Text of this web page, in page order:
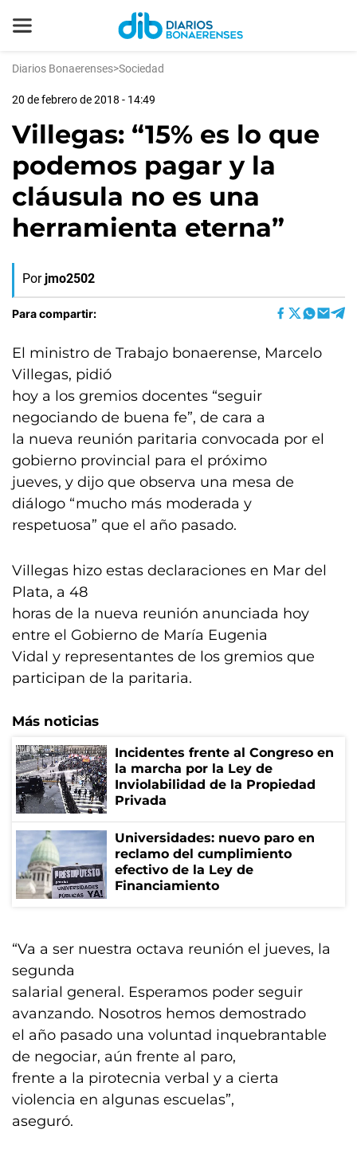
Diarios Bonaerenses>Sociedad
20 de febrero de 2018 - 14:49
Villegas: “15% es lo que
podemos pagar y la
cláusula no es una
herramienta eterna”
Por jmo2502
Para compartir:
El ministro de Trabajo bonaerense, Marcelo
Villegas, pidió
hoy a los gremios docentes “seguir
negociando de buena fe”, de cara a
la nueva reunión paritaria convocada por el
gobierno provincial para el próximo
jueves, y dijo que observa una mesa de
diálogo “mucho más moderada y
respetuosa” que el año pasado.
Villegas hizo estas declaraciones en Mar del
Plata, a 48
horas de la nueva reunión anunciada hoy
entre el Gobierno de María Eugenia
Vidal y representantes de los gremios que
participan de la paritaria.
Más noticias
Incidentes frente al Congreso en
la marcha por la Ley de
Inviolabilidad de la Propiedad
Privada
Universidades: nuevo paro en
reclamo del cumplimiento
efectivo de la Ley de
Financiamiento
“Va a ser nuestra octava reunión el jueves, la
segunda
salarial general. Esperamos poder seguir
avanzando. Nosotros hemos demostrado
el año pasado una voluntad inquebrantable
de negociar, aún frente al paro,
frente a la pirotecnia verbal y a cierta
violencia en algunas escuelas”,
aseguró.